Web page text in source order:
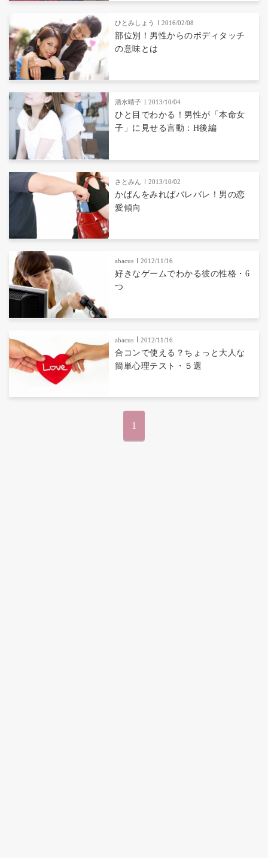
ひとみしょう 2016/02/08
部位別！男性からのボディタッチ
の意味とは
清水晴子 2013/10/04
ひと目でわかる！男性が「本命女
子」に見せる言動：H後編
さとみん 2013/10/02
かばんをみればバレバレ！男の恋
愛傾向
abacus 2012/11/16
好きなゲームでわかる彼の性格・6
つ
abacus 2012/11/16
合コンで使える？ちょっと大人な
簡単心理テスト・５選
1